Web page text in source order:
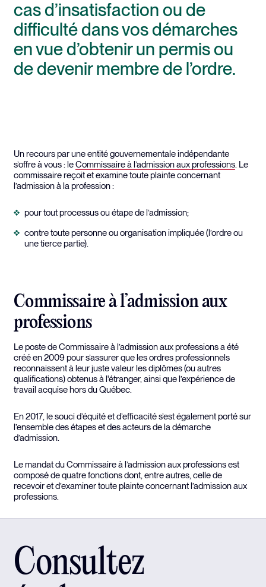
cas d’insatisfaction ou de
difficulté dans vos démarches
en vue d’obtenir un permis ou
de devenir membre de l’ordre.
Un recours par une entité gouvernementale indépendante
s’offre à vous : leCommissaire à l’admission aux professions. Le
commissaire reçoit et examine toute plainte concernant
l’admission à la profession :
pour tout processus ou étape de l’admission;
contre toute personne ou organisation impliquée (l’ordre ou
une tierce partie).
Commissaire à l’admission aux
professions
Le poste de Commissaire à l’admission aux professions a été
créé en 2009 pour s’assurer que les ordres professionnels
reconnaissent à leur juste valeur les diplômes (ou autres
qualifications) obtenus à l'étranger, ainsi que l’expérience de
travail acquise hors du Québec.
En 2017, le souci d’équité et d’efficacité s’est également porté sur
l’ensemble des étapes et des acteurs de la démarche
d’admission.
Le mandat du Commissaire à l’admission aux professions est
composé de quatre fonctions dont, entre autres, celle de
recevoir et d’examiner toute plainte concernant l’admission aux
professions.
Consultez